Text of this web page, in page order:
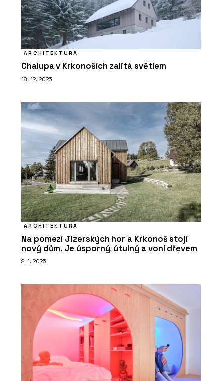
ARCHITEKTURA
Chalupa v Krkonoších zalitá světlem
18. 12. 2025
ARCHITEKTURA
Na pomezí Jizerských hor a Krkonoš stojí
nový dům. Je úsporný, útulný a voní dřevem
2. 1. 2025